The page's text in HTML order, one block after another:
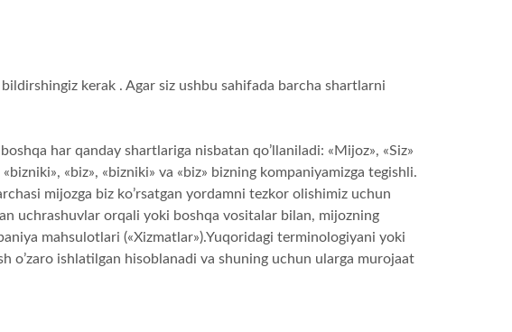
kerak . Agar siz ushbu sahifada barcha shartlarni
har qanday shartlariga nisbatan qo’llaniladi: «Mijoz», «Siz»
«biz», «bizniki» va «biz» bizning kompaniyamizga tegishli.
mijozga biz ko’rsatgan yordamni tezkor olishimiz uchun
uchrashuvlar orqali yoki boshqa vositalar bilan, mijozning
mahsulotlari («Xizmatlar»).Yuqoridagi terminologiyani yoki
o’zaro ishlatilgan hisoblanadi va shuning uchun ularga murojaat